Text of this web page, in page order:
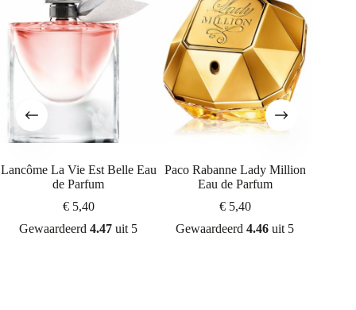
Lancôme La Vie Est Belle Eau
de Parfum
€5,40
Gewaardeerd4.47 uit 5
Paco Rabanne Lady Million
Eau de Parfum
€5,40
Gewaardeerd4.46 uit 5